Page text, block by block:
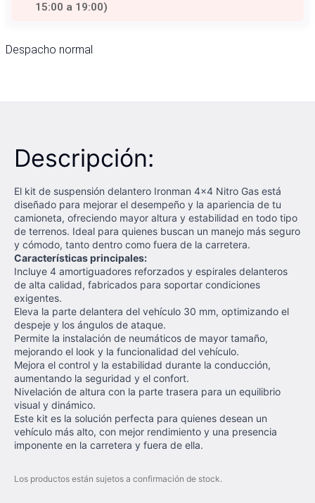
15:00 a 19:00)
Despacho normal
Descripción:
El kit de suspensión delantero Ironman 4x4 Nitro Gas está
diseñado para mejorar el desempeño y la apariencia de tu
camioneta, ofreciendo mayor altura y estabilidad en todo tipo
de terrenos. Ideal para quienes buscan un manejo más seguro
y cómodo, tanto dentro como fuera de la carretera.
Características principales:
Incluye 4 amortiguadores reforzados y espirales delanteros
de alta calidad, fabricados para soportar condiciones
exigentes.
Eleva la parte delantera del vehículo 30 mm, optimizando el
despeje y los ángulos de ataque.
Permite la instalación de neumáticos de mayor tamaño,
mejorando el look y la funcionalidad del vehículo.
Mejora el control y la estabilidad durante la conducción,
aumentando la seguridad y el confort.
Nivelación de altura con la parte trasera para un equilibrio
visual y dinámico.
Este kit es la solución perfecta para quienes desean un
vehículo más alto, con mejor rendimiento y una presencia
imponente en la carretera y fuera de ella.
Los productos están sujetos a confirmación de stock.